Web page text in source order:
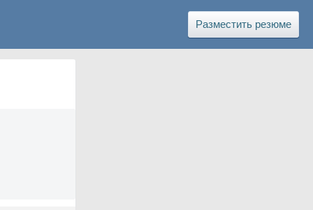
Разместить резюме